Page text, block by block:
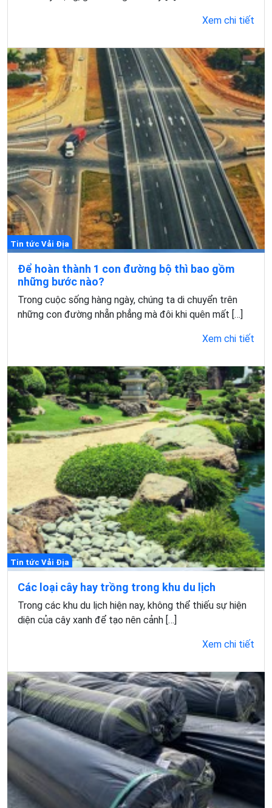
Xem chi tiết
Tin tức Vải Địa
Để hoàn thành 1 con đường bộ thì bao gồm
những bước nào?
Trong cuộc sống hàng ngày, chúng ta di chuyển trên
những con đường nhẵn phẳng mà đôi khi quên mất […]
Xem chi tiết
Tin tức Vải Địa
Các loại cây hay trồng trong khu du lịch
Trong các khu du lịch hiện nay, không thể thiếu sự hiện
diện của cây xanh để tạo nên cảnh […]
Xem chi tiết